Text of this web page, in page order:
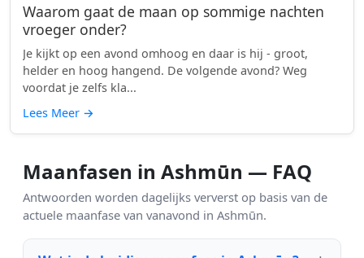
Waarom gaat de maan op sommige nachten
vroeger onder?
Je kijkt op een avond omhoog en daar is hij - groot,
helder en hoog hangend. De volgende avond? Weg
voordat je zelfs kla...
Lees Meer →
Maanfasen in Ashmūn — FAQ
Antwoorden worden dagelijks ververst op basis van de
actuele maanfase van vanavond in Ashmūn.